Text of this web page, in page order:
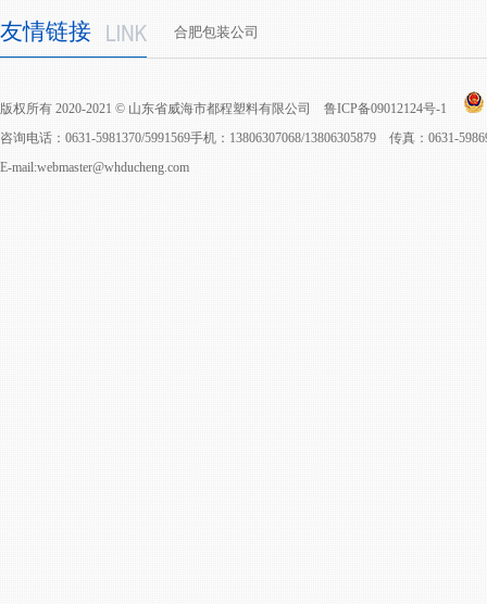
友情链接 合肥包装公司
版权所有 2020-2021 © 山东省威海市都程塑料有限公司 鲁ICP备09012124号-1
咨询电话：0631-5981370/5991569手机：13806307068/13806305879 传真：0631-
E-mail:webmaster@whducheng.com